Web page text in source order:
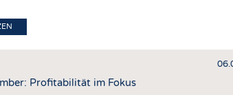
NACHHALTIGKEIT
Profitabilität im Fokus